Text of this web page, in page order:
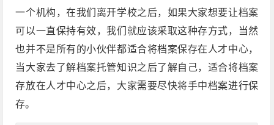
一个机构，在我们离开学校之后，如果大家想要让档案
可以一直保持有效，我们就应该采取这种存方式，当然
也并不是所有的小伙伴都适合将档案保存在人才中心，
当大家去了解档案托管知识之后了解自己，适合将档案
存放在人才中心之后，大家需要尽快将手中档案进行保
存。